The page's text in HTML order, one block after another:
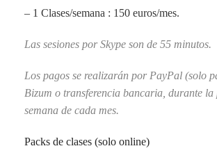
– 1 Clases/semana : 150 euros/mes.
Las sesiones por Skype son de 55 minutos.
Los pagos se realizarán por PayPal (solo
Bizum o transferencia bancaria, durante
semana de cada mes.
Packs de clases (solo online)